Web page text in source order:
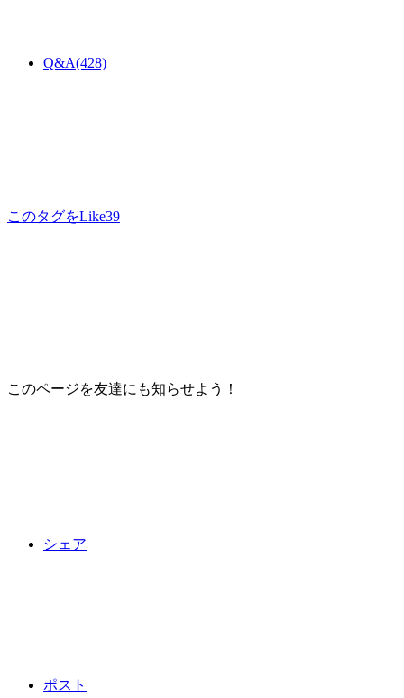
Q&A(428)
このタグをLike39
このページを友達にも知らせよう！
シェア
ポスト